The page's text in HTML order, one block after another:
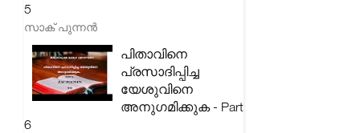
5
സാക് പുന്നൻ
പിതാവിനെ
പ്രസാദിപ്പിച്ച
യേശുവിനെ
അനുഗമിക്കുക - Part
6